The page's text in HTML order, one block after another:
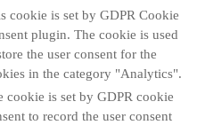
cookie is set by GDPR Cookie
plugin. The cookie is used
the user consent for the
in the category "Analytics".
cookie is set by GDPR cookie
to record the user consent